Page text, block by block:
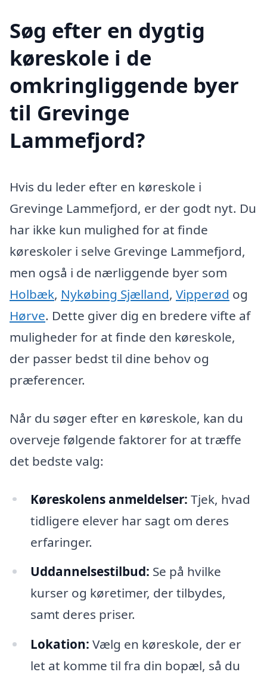
Søg efter en dygtig
køreskole i de
omkringliggende byer
til Grevinge
Lammefjord?
Hvis du leder efter en køreskole i
Grevinge Lammefjord, er der godt nyt. Du
har ikke kun mulighed for at finde
køreskoler i selve Grevinge Lammefjord,
men også i de nærliggende byer som
Holbæk, Nykøbing Sjælland, Vipperød og
Hørve. Dette giver dig en bredere vifte af
muligheder for at finde den køreskole,
der passer bedst til dine behov og
præferencer.
Når du søger efter en køreskole, kan du
overveje følgende faktorer for at træffe
det bedste valg:
Køreskolens anmeldelser: Tjek, hvad
tidligere elever har sagt om deres
erfaringer.
Uddannelsestilbud: Se på hvilke
kurser og køretimer, der tilbydes,
samt deres priser.
Lokation: Vælg en køreskole, der er
let at komme til fra din bopæl, så du